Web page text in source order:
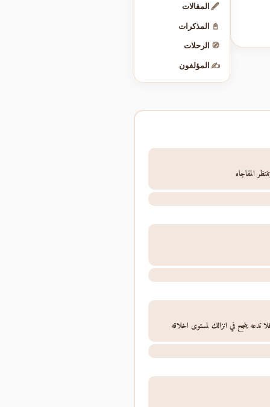
🖋️ المقالات
📓 المذكرات
🧭 الرحلات
✍️ المؤلفون
المفاجاه
ينجح في انزالك لمستوى اخلاقه